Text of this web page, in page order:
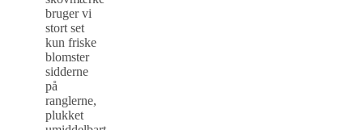
bruger vi
stort set
kun friske
blomster
sidderne
på
ranglerne,
plukket